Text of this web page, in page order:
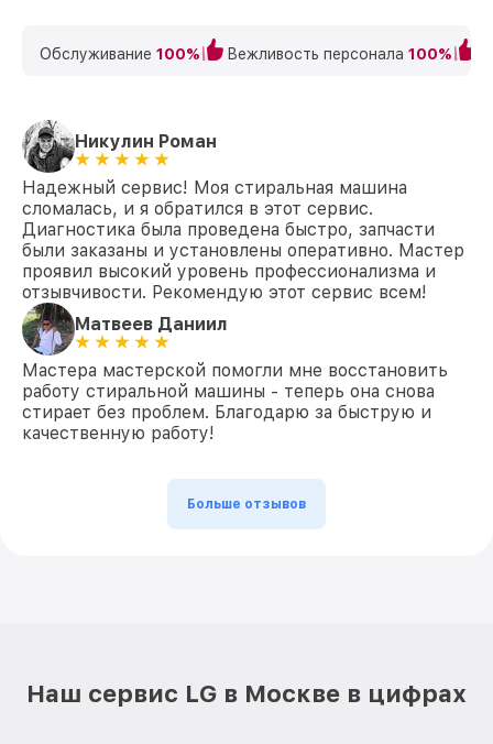
Обслуживание 100% Вежливость персонала 100%
Никулин Роман
Надежный сервис! Моя стиральная машина
сломалась, и я обратился в этот сервис.
Диагностика была проведена быстро, запчасти
были заказаны и установлены оперативно. Мастер
проявил высокий уровень профессионализма и
отзывчивости. Рекомендую этот сервис всем!
Матвеев Даниил
Мастера мастерской помогли мне восстановить
работу стиральной машины - теперь она снова
стирает без проблем. Благодарю за быструю и
качественную работу!
Больше отзывов
Наш сервис LG в Москве в цифрах